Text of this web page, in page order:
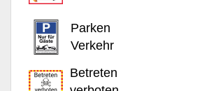
Parken
Verkehr
Betreten